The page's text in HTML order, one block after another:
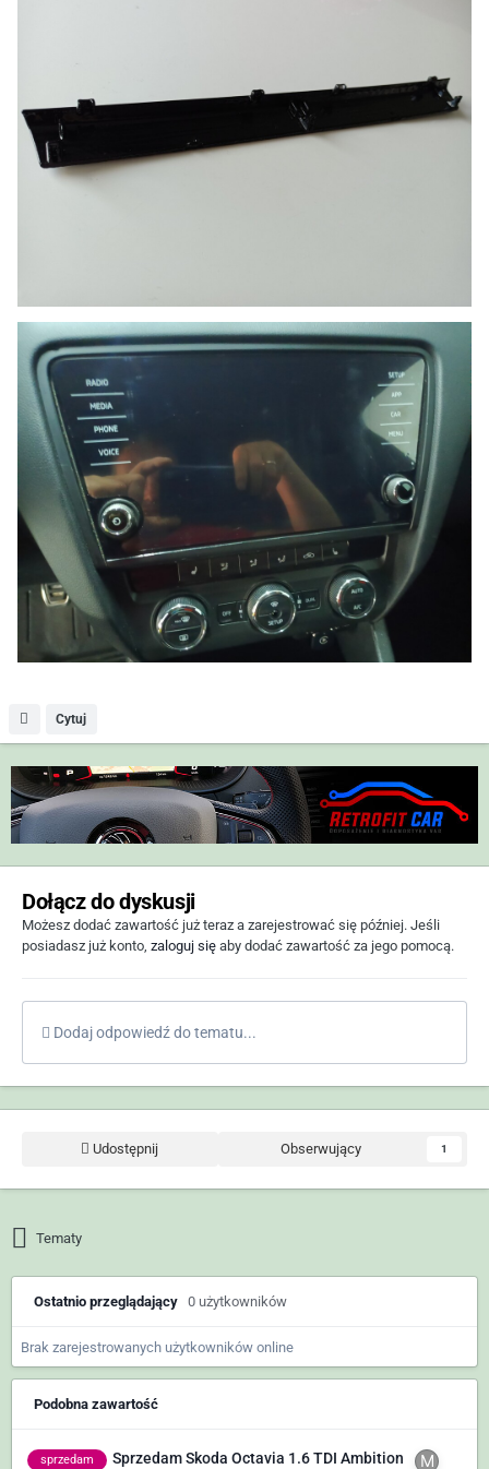
Cytuj
Dołącz do dyskusji
Możesz dodać zawartość już teraz a zarejestrować się później. Jeśli
posiadasz już konto, zaloguj się aby dodać zawartość za jego pomocą.
Dodaj odpowiedź do tematu...
Udostępnij Obserwujący 1
Tematy
Ostatnio przeglądający 0 użytkowników
Brak zarejestrowanych użytkowników online
Podobna zawartość
sprzedam Sprzedam Skoda Octavia 1.6 TDI Ambition